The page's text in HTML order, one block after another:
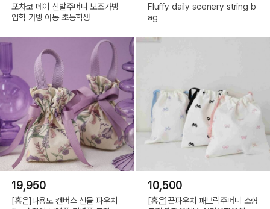
포차코 데이 신발주머니 보조가방
입학 가방 아동 초등학생
Fluffy daily scenery string b
ag
19,950
[홍은]다용도 캔버스 선물 파우치
10,500
[홍은]끈파우치 패브릭주머니 소형